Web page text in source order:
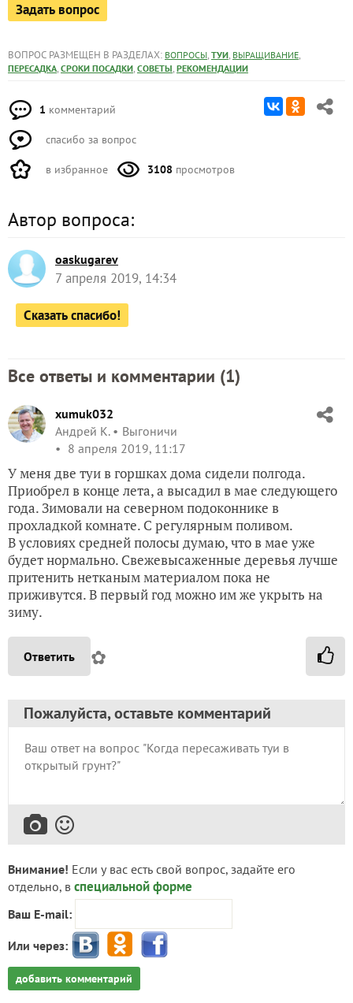
Задать вопрос
ВОПРОС РАЗМЕЩЕН В РАЗДЕЛАХ: ВОПРОСЫ, ТУИ, ВЫРАЩИВАНИЕ,
ПЕРЕСАДКА, СРОКИ ПОСАДКИ, СОВЕТЫ, РЕКОМЕНДАЦИИ
1 комментарий
спасибо за вопрос
в избранное 3108 просмотров
Автор вопроса:
oaskugarev
7 апреля 2019, 14:34
Сказать спасибо!
Все ответы и комментарии (1)
xumuk032
Андрей К.
Выгоничи
8 апреля 2019, 11:17
У меня две туи в горшках дома сидели полгода.
Приобрел в конце лета, а высадил в мае следующего
года. Зимовали на северном подоконнике в
прохладкой комнате. С регулярным поливом.
В условиях средней полосы думаю, что в мае уже
будет нормально. Свежевысаженные деревья лучше
притенить нетканым материалом пока не
приживутся. В первый год можно им же укрыть на
зиму.
Ответить ✿
Пожалуйста, оставьте комментарий
Внимание! Если у вас есть свой вопрос, задайте его
отдельно, в специальной форме
Ваш E-mail:
Или через:
добавить комментарий